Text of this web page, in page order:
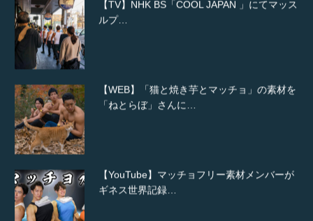
ルプ…
「ねとらぼ」さんに…
ギネス世界記録…